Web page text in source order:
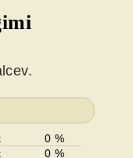
0 %
0 %